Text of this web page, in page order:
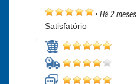
• Há 2 meses
Satisfatório